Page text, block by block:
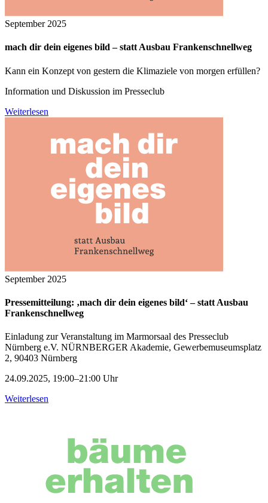
September 2025
mach dir dein eigenes bild – statt Ausbau Frankenschnellweg
Kann ein Konzept von gestern die Klimaziele von morgen erfüllen?
Information und Diskussion im Presseclub
Weiterlesen
September 2025
Pressemitteilung: ‚mach dir dein eigenes bild‘ – statt Ausbau
Frankenschnellweg
Einladung zur Veranstaltung im Marmorsaal des Presseclub
Nürnberg e.V. NÜRNBERGER Akademie, Gewerbemuseumsplatz
2, 90403 Nürnberg
24.09.2025, 19:00–21:00 Uhr
Weiterlesen